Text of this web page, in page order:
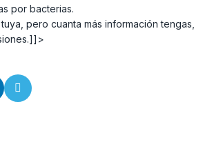
por bacterias.
pero cuanta más información tengas,